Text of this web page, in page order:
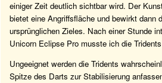
einiger Zeit deutlich sichtbar wird. Der
bietet eine Angriffsfläche und bewirkt dann
ursprünglichen Zieles. Nach einer Stunde
Unicorn Eclipse Pro musste ich die
Ungeeignet werden die Tridents
Spitze des Darts zur Stabilisierung